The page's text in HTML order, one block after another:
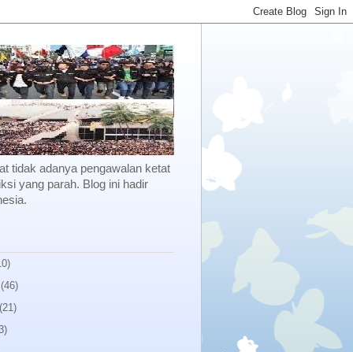
tidak adanya pengawalan ketat
yang parah. Blog ini hadir
(46)
(21)